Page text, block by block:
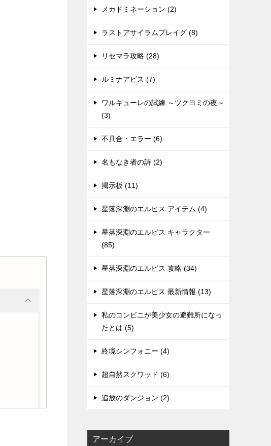
メカドミネーション (2)
ラストアサイラムプレイグ (8)
リセマラ攻略 (28)
ルミナアビス (7)
ワルキューレの試練 ～ツクヨミの夜～
(3)
不具合・エラー (6)
名もなき者の詩 (2)
掲示板 (11)
星落深淵のエルピス アイテム (4)
星落深淵のエルピス キャラクター
(85)
星落深淵のエルピス 攻略 (34)
星落深淵のエルピス 最新情報 (13)
私のコンビニが美少女の避難所になっ
たとは (5)
終境シンフォニー (4)
超自然スクワッド (6)
追放のダンジョン (2)
アーカイブ